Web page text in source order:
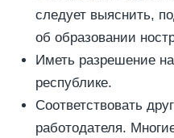
следует выяснить,
об образовании
Иметь разрешение
республике.
Соответствовать
работодателя.